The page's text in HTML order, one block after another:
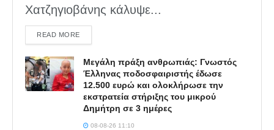
Χατζηγιοβάνης κάλυψε...
READ MOREDETAILS
Μεγάλη πράξη ανθρωπιάς: Γνωστός
Έλληνας ποδοσφαιριστής έδωσε
12.500 ευρώ και ολοκλήρωσε την
εκστρατεία στήριξης του μικρού
Δημήτρη σε 3 ημέρες
08-08-26 11:10